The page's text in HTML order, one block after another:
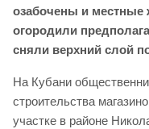
озабочены и местные
огородили
сняли верхний слой
На Кубани
строительства
участке в районе